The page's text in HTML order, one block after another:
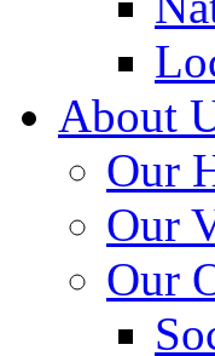
About
Our
Our
Our